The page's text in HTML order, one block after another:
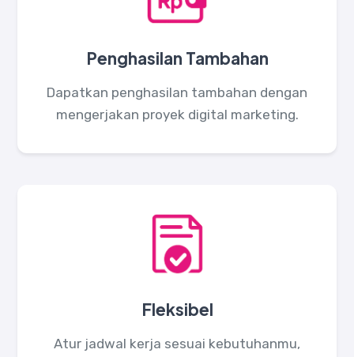
Penghasilan Tambahan
Dapatkan penghasilan tambahan dengan
mengerjakan proyek digital marketing.
Fleksibel
Atur jadwal kerja sesuai kebutuhanmu,